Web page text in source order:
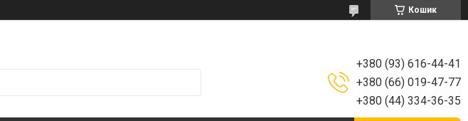
Кошик
+380 (93) 616-44-41
+380 (66) 019-47-77
+380 (44) 334-36-35